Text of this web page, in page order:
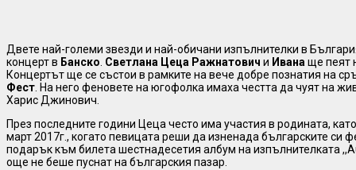
Двете най-големи звезди и най-обичани изпълнителки в
концерт в Банско. Светлана Цеца Ражнатович и Иванаще пеят
Концертът ще се състои в рамките на вече добре познатия на
Фест. На него феновете на югофолка имаха честта да чуят на
Харис Джинович.
През последните години Цеца често има участия в родината,
март 2017г., когато певицата реши да изненада българските си
подарък към билета шестнадесетия албум на изпълнителката
още не беше пуснат на българския пазар.